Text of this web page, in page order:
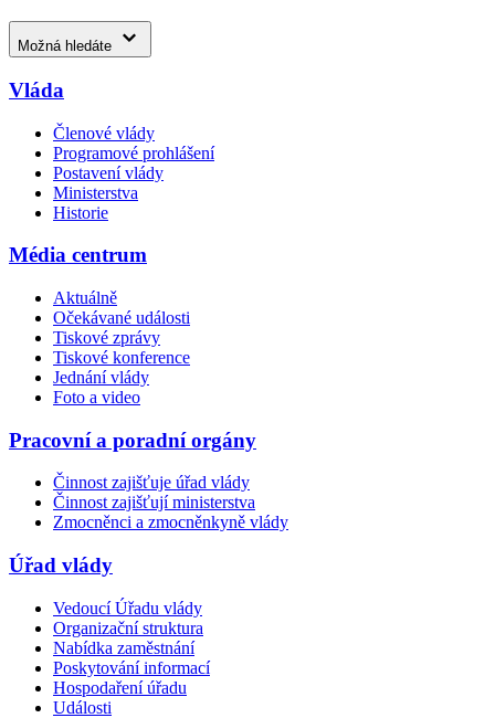
Možná hledáte
Vláda
Členové vlády
Programové prohlášení
Postavení vlády
Ministerstva
Historie
Média centrum
Aktuálně
Očekávané události
Tiskové zprávy
Tiskové konference
Jednání vlády
Foto a video
Pracovní a poradní orgány
Činnost zajišťuje úřad vlády
Činnost zajišťují ministerstva
Zmocněnci a zmocněnkyně vlády
Úřad vlády
Vedoucí Úřadu vlády
Organizační struktura
Nabídka zaměstnání
Poskytování informací
Hospodaření úřadu
Události